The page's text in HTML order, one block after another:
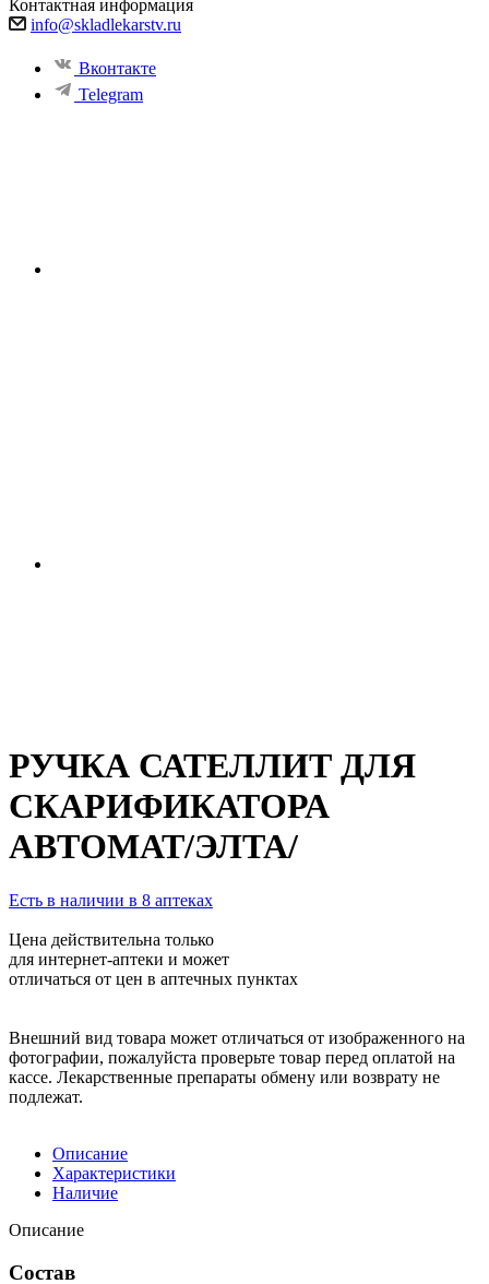
Контактная информация
info@skladlekarstv.ru
Вконтакте
Telegram
РУЧКА САТЕЛЛИТ ДЛЯ
СКАРИФИКАТОРА
АВТОМАТ/ЭЛТА/
Есть в наличии в 8 аптеках
Цена действительна только
для интернет-аптеки и может
отличаться от цен в аптечных пунктах
Внешний вид товара может отличаться от изображенного на
фотографии, пожалуйста проверьте товар перед оплатой на
кассе. Лекарственные препараты обмену или возврату не
подлежат.
Описание
Характеристики
Наличие
Описание
Состав